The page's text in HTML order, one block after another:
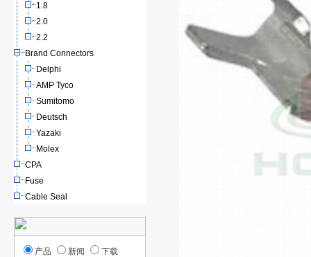
1.8
2.0
2.2
Brand Connectors
Delphi
AMP Tyco
Sumitomo
Deutsch
Yazaki
Molex
CPA
Fuse
Cable Seal
产品 新闻 下载